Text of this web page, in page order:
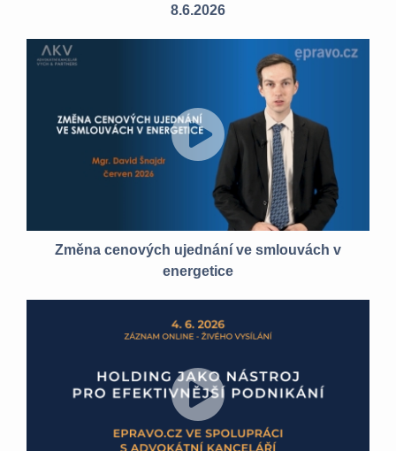
8.6.2026
Změna cenových ujednání ve smlouvách v
energetice